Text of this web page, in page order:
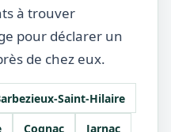
à trouver
pour déclarer un
de chez eux.
Saint-Hilaire
Cognac
Jarnac